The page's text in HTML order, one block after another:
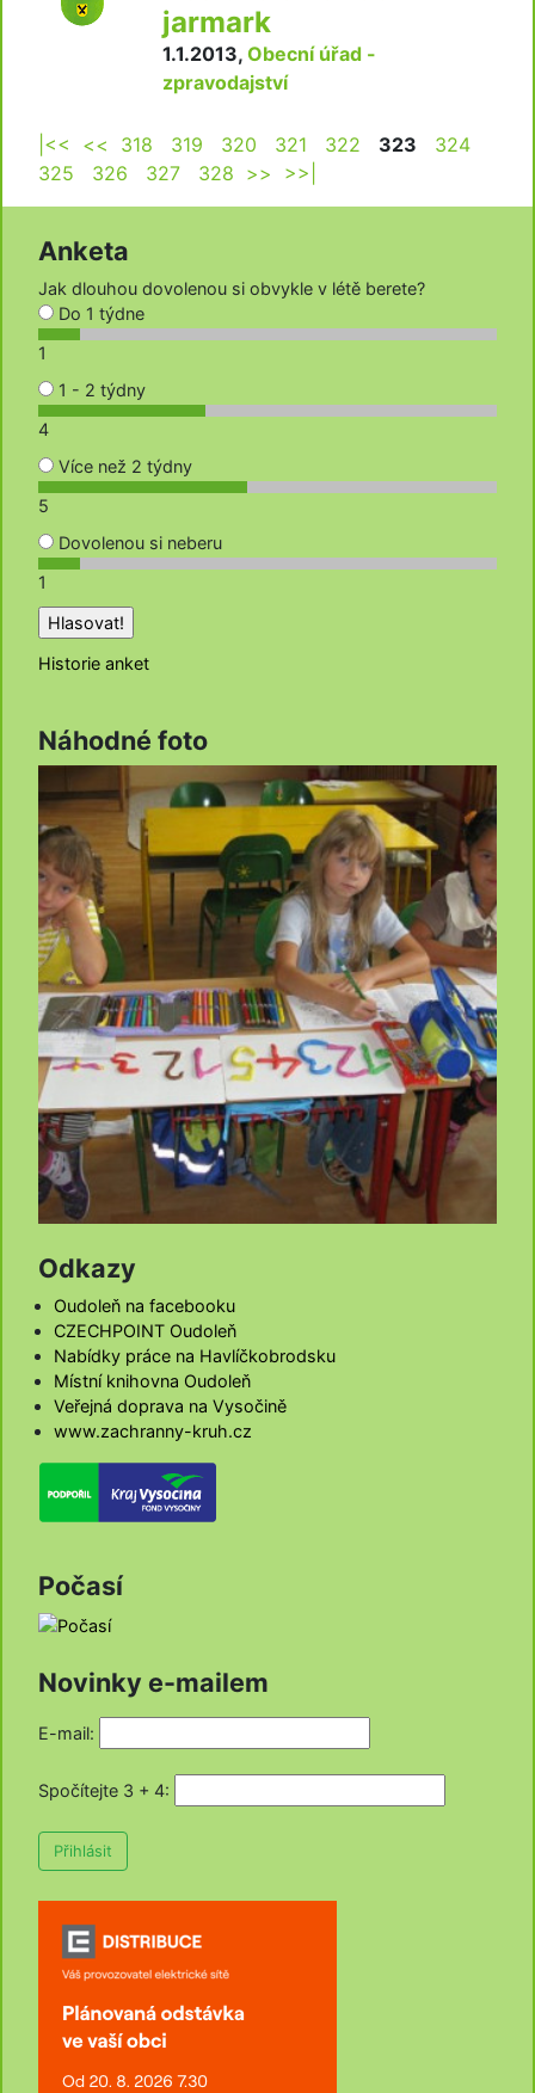
jarmark
1.1.2013, Obecní úřad -
zpravodajství
|<< << 318 319 320 321 322 323
324
325
326 327 328 >> >>|
Anketa
Jak dlouhou dovolenou si obvykle v létě berete?
Do 1 týdne
1
1 - 2 týdny
4
Více než 2 týdny
5
Dovolenou si neberu
1
Historie anket
Náhodné foto
Odkazy
Oudoleň na facebooku
CZECHPOINT Oudoleň
Nabídky práce na Havlíčkobrodsku
Místní knihovna Oudoleň
Veřejná doprava na Vysočině
www.zachranny-kruh.cz
Počasí
Novinky e-mailem
E-mail:
Spočítejte 3 + 4:
Přihlásit